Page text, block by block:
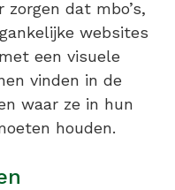
zorgen dat mbo’s,
websites
een visuele
vinden in de
waar ze in hun
houden.